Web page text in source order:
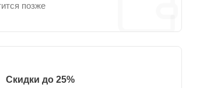
позже
Скидки до 25%